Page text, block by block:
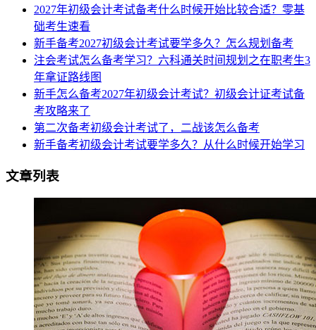
2027年初级会计考试备考什么时候开始比较合适？零基
础考生速看
新手备考2027初级会计考试要学多久？怎么规划备考
注会考试怎么备考学习？六科通关时间规划之在职考生3
年拿证路线图
新手怎么备考2027年初级会计考试？初级会计证考试备
考攻略来了
第二次备考初级会计考试了，二战该怎么备考
新手备考初级会计考试要学多久？从什么时候开始学习
文章列表